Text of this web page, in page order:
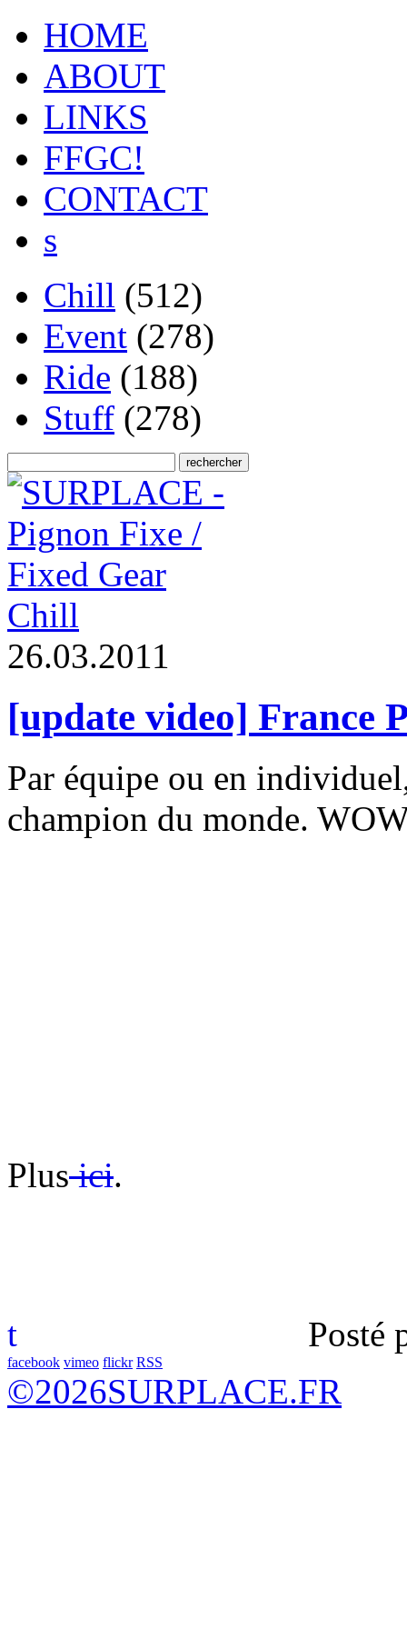
HOME
ABOUT
LINKS
FFGC!
CONTACT
s
Chill (512)
Event (278)
Ride (188)
Stuff (278)
Chill
26.03.2011
[update video] France
Par équipe ou en
champion du monde.
Plusici.
t Posté
facebook vimeo flickr RSS
©2026SURPLACE.FR